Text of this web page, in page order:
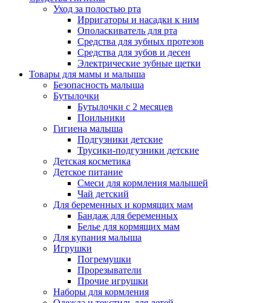
Уход за полостью рта
Ирригаторы и насадки к ним
Ополаскиватель для рта
Средства для зубных протезов
Средства для зубов и десен
Электрические зубные щетки
Товары для мамы и малыша
Безопасность малыша
Бутылочки
Бутылочки с 2 месяцев
Поильники
Гигиена малыша
Подгузники детские
Трусики-подгузники детские
Детская косметика
Детское питание
Смеси для кормления малышей
Чай детский
Для беременных и кормящих мам
Бандаж для беременных
Белье для кормящих мам
Для купания малыша
Игрушки
Погремушки
Прорезыватели
Прочие игрушки
Наборы для кормления